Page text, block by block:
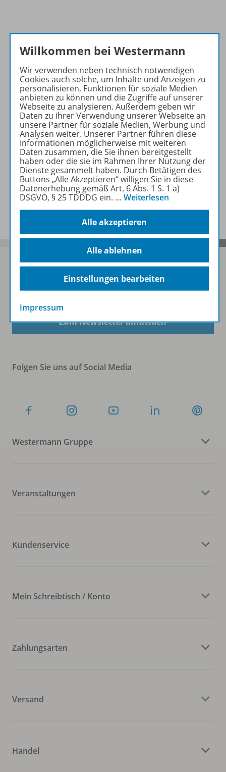
Produktinformationen
Beschreibung
Zugehörige Produkte
Inhaltsverzeichnis
Benachrichtigungs-Service
Sofort profitieren
Zum Newsletter anmelden
Folgen Sie uns auf Social Media
Westermann Gruppe
Veranstaltungen
Kundenservice
Mein Schreibtisch / Konto
Zahlungsarten
Versand
Handel
Willkommen bei Westermann
Wir verwenden neben technisch notwendigen
Cookies auch solche, um Inhalte und Anzeigen zu
personalisieren, Funktionen für soziale Medien
anbieten zu können und die Zugriffe auf unserer
Webseite zu analysieren. Außerdem geben wir
Daten zu ihrer Verwendung unserer Webseite an
unsere Partner für soziale Medien, Werbung und
Analysen weiter. Unserer Partner führen diese
Informationen möglicherweise mit weiteren
Daten zusammen, die Sie ihnen bereitgestellt
haben oder die sie im Rahmen Ihrer Nutzung der
Dienste gesammelt haben. Durch Betätigen des
Buttons „Alle Akzeptieren“ willigen Sie in diese
Datenerhebung gemäß Art. 6 Abs. 1 S. 1 a)
DSGVO, § 25 TDDDG ein. … Weiterlesen
Alle akzeptieren
Alle ablehnen
Einstellungen bearbeiten
Impressum